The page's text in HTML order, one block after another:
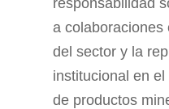
responsabilidad
a colaboraciones
del sector y la
institucional en
de productos